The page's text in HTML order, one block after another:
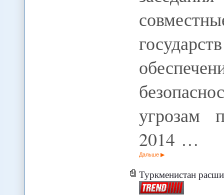
угрозам
2014 …
Дальше
Туркменистан